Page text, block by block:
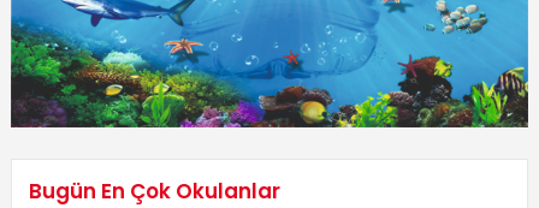
Bugün En Çok Okulanlar